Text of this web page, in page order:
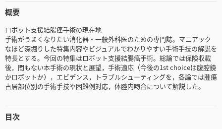
概要
ロボット支援結腸癌手術の現在地
手術がうまくなりたい消化器・一般外科医のための専門誌。マニアック
なほど深堀りした特集内容やビジュアルでわかりやすい手術手技の解説を
特長とする。今回の特集はロボット支援結腸癌手術。総論では保険収載
後，間もない本手術の現状と展望，手術適応（今後の1st choiceは腹腔鏡
かロボットか），エビデンス，トラブルシューティングを，各論では腫瘍
占居部位別の手術手技や困難例対応，体腔内吻合について解説した。
目次